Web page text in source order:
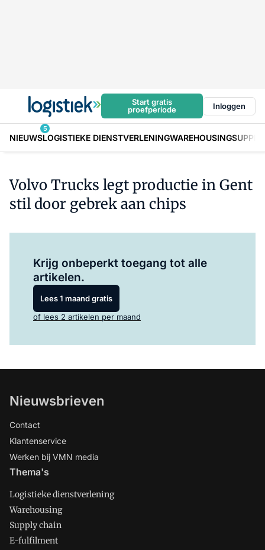
Start gratis
proefperiode
Inloggen
NIEUWS
5
LOGISTIEKE DIENSTVERLENINGWAREHOUSING
Volvo Trucks legt productie in Gent
stil door gebrek aan chips
Krijg onbeperkt toegang tot alle
artikelen.
Lees 1 maand gratis
of lees 2 artikelen per maand
Nieuwsbrieven
Contact
Klantenservice
Werken bij VMN media
Thema's
Logistieke dienstverlening
Warehousing
Supply chain
E-fulfilment